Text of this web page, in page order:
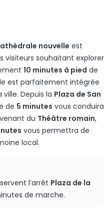
nouvelle est
visiteurs souhaitant explorer
10 minutes à pied de
est parfaitement intégrée
Depuis la Plaza de San
de 5 minutes vous conduira
du Théâtre romain,
vous permettra de
local.
l’arrêt Plaza de la
de marche.